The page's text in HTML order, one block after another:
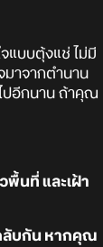
แบบตุ้งแช่ ไม่มี
าจากตำนาน
ปอีกนาน ถ้าคุณ
นที่ และเฝ้า
ลับกัน หากคุณ